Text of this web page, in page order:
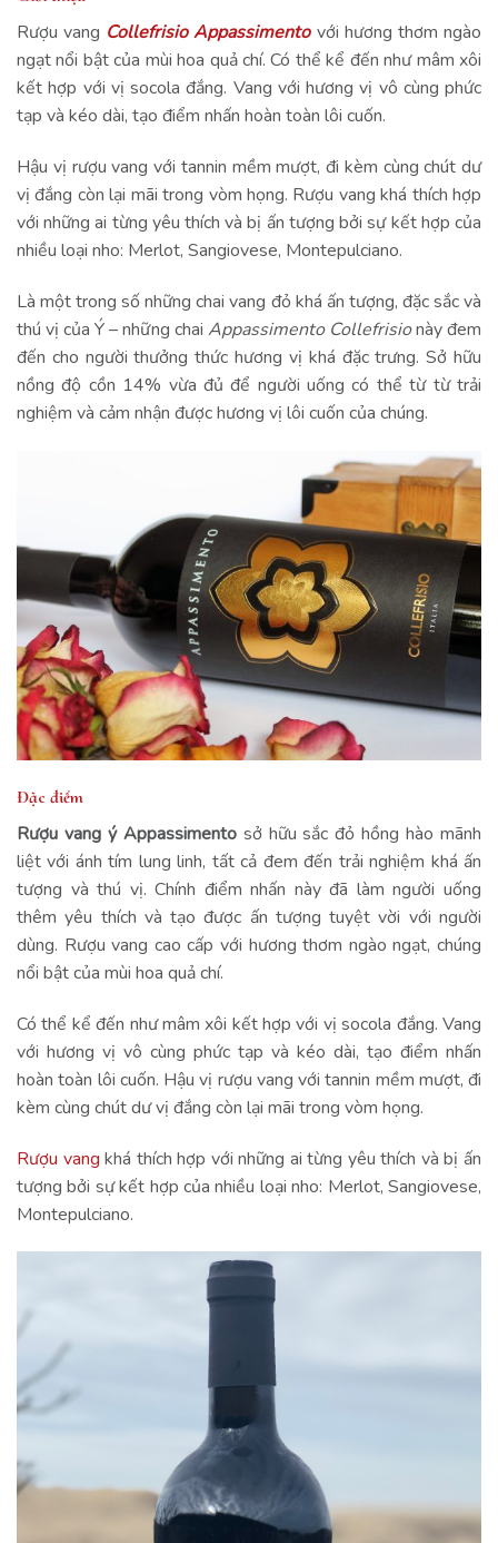
Rượu vang Collefrisio Appassimentovới hương thơm ngào
ngạt nổi bật của mùi hoa quả chí. Có thể kể đến như mâm xôi
kết hợp với vị socola đắng. Vang với hương vị vô cùng phức
tạp và kéo dài, tạo điểm nhấn hoàn toàn lôi cuốn.
Hậu vị rượu vang với tannin mềm mượt, đi kèm cùng chút dư
vị đắng còn lại mãi trong vòm họng. Rượu vang khá thích hợp
với những ai từng yêu thích và bị ấn tượng bởi sự kết hợp của
nhiều loại nho: Merlot, Sangiovese, Montepulciano.
Là một trong số những chai vang đỏ khá ấn tượng, đặc sắc và
thú vị của Ý – những chai Appassimento Collefrisionày đem
đến cho người thưởng thức hương vị khá đặc trưng. Sở hữu
nồng độ cồn 14% vừa đủ để người uống có thể từ từ trải
nghiệm và cảm nhận được hương vị lôi cuốn của chúng.
Đặc điểm
Rượu vang ý Appassimentosở hữu sắc đỏ hồng hào mãnh
liệt với ánh tím lung linh, tất cả đem đến trải nghiệm khá ấn
tượng và thú vị. Chính điểm nhấn này đã làm người uống
thêm yêu thích và tạo được ấn tượng tuyệt vời với người
dùng. Rượu vang cao cấp với hương thơm ngào ngạt, chúng
nổi bật của mùi hoa quả chí.
Có thể kể đến như mâm xôi kết hợp với vị socola đắng. Vang
với hương vị vô cùng phức tạp và kéo dài, tạo điểm nhấn
hoàn toàn lôi cuốn. Hậu vị rượu vang với tannin mềm mượt, đi
kèm cùng chút dư vị đắng còn lại mãi trong vòm họng.
Rượu vang khá thích hợp với những ai từng yêu thích và bị ấn
tượng bởi sự kết hợp của nhiều loại nho: Merlot, Sangiovese,
Montepulciano.